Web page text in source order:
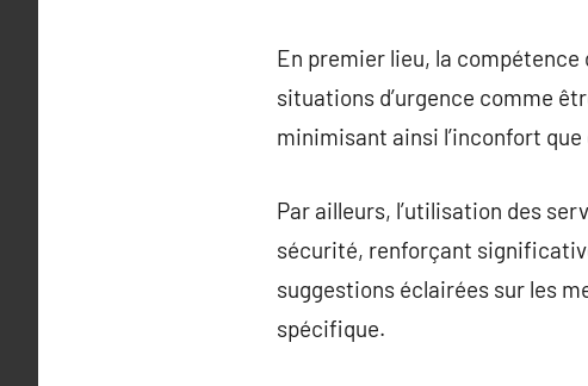
En premier lieu, la compétence
situations d’urgence comme
minimisant ainsi l’inconfort
Par ailleurs, l’utilisation des
sécurité, renforçant
suggestions éclairées sur les
spécifique.